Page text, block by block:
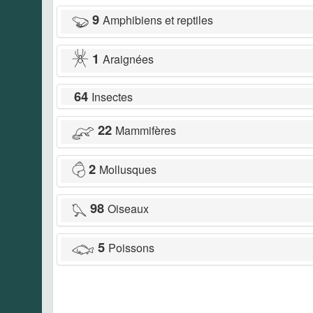
9 Amphibiens et reptiles
1 Araignées
64 Insectes
22 Mammifères
2 Mollusques
98 Oiseaux
5 Poissons